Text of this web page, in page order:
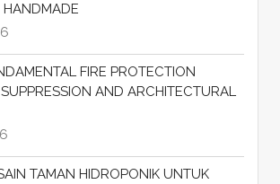
FIRE PROTECTION
AND ARCHITECTURAL
TAMAN HIDROPONIK UNTUK